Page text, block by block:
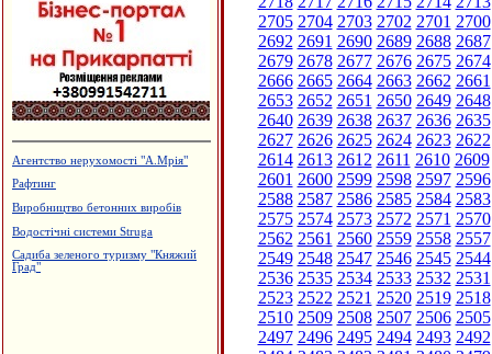
Агентство нерухомості "А.Мрія"
Рафтинг
Виробництво бетонних виробів
Водостічні системи Struga
Садиба зеленого туризму "Княжий
Град"
2705 2704 2703 2702 2701 2700
2692 2691 2690 2689 2688 2687
2679 2678 2677 2676 2675 2674
2666 2665 2664 2663 2662 2661
2653 2652 2651 2650 2649 2648
2640 2639 2638 2637 2636 2635
2627 2626 2625 2624 2623 2622
2614 2613 2612 2611 2610 2609
2601 2600 2599 2598 2597 2596
2588 2587 2586 2585 2584 2583
2575 2574 2573 2572 2571 2570
2562 2561 2560 2559 2558 2557
2549 2548 2547 2546 2545 2544
2536 2535 2534 2533 2532 2531
2523 2522 2521 2520 2519 2518
2510 2509 2508 2507 2506 2505
2497 2496 2495 2494 2493 2492